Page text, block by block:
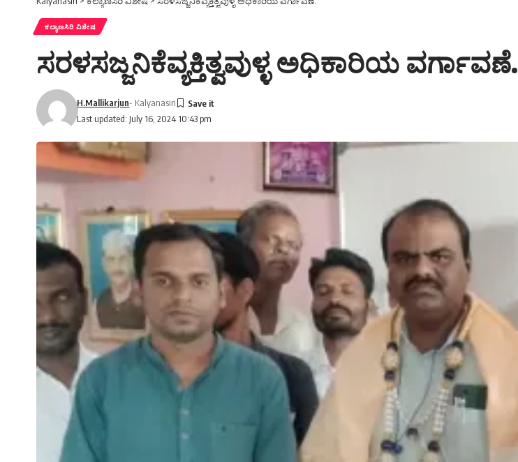
ಕಲ್ಯಾಣಸಿರಿ ವಿಶೇಷ
ಸರಳಸಜ್ಜನಿಕೆವ್ಯಕ್ತಿತ್ವವುಳ್ಳ ಅಧಿಕಾರಿಯ ವರ್ಗಾವಣೆ.
Last updated: July 16, 2024 10:43 pm
H.Mallikarjun- Kalyanasiri